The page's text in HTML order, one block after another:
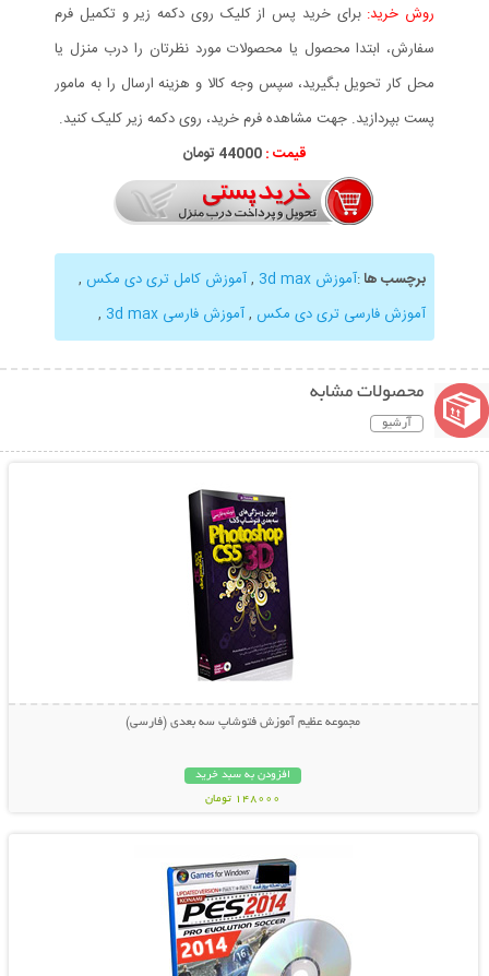
روش خرید: برای خرید پس از کلیک روی دکمه زیر و تکمیل فرم
سفارش، ابتدا محصول یا محصولات مورد نظرتان را درب منزل یا
محل کار تحویل بگیرید، سپس وجه کالا و هزینه ارسال را به مامور
پست بپردازید. جهت مشاهده فرم خرید، روی دکمه زیر کلیک کنید.
قیمت :44000 تومان
برچسب ها:آموزش 3d max ,آموزش کامل تری دی مکس ,
آموزش فارسی تری دی مکس ,آموزش فارسی 3d max ,
محصولات مشابه
آرشیو
مجموعه عظیم آموزش فتوشاپ سه بعدی (فارسی)
افزودن به سبد خرید
148000 تومان